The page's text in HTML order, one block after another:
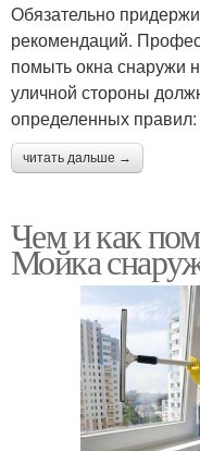
Обязательно
рекомендаций.
помыть окна снаружи
уличной стороны
определенных правил:
читать дальше →
Чем и как
Мойка